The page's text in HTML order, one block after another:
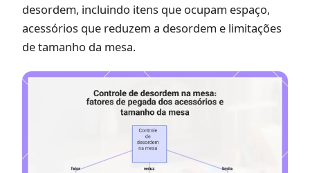
desordem, incluindo itens que ocupam espaço,
acessórios que reduzem a desordem e limitações
de tamanho da mesa.